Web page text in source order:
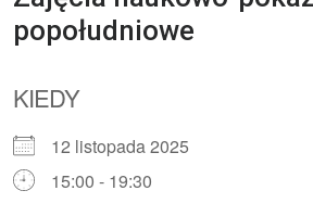
popołudniowe
KIEDY
12 listopada 2025
15:00 - 19:30